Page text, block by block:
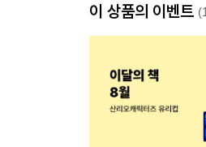
이 상품의 이벤트